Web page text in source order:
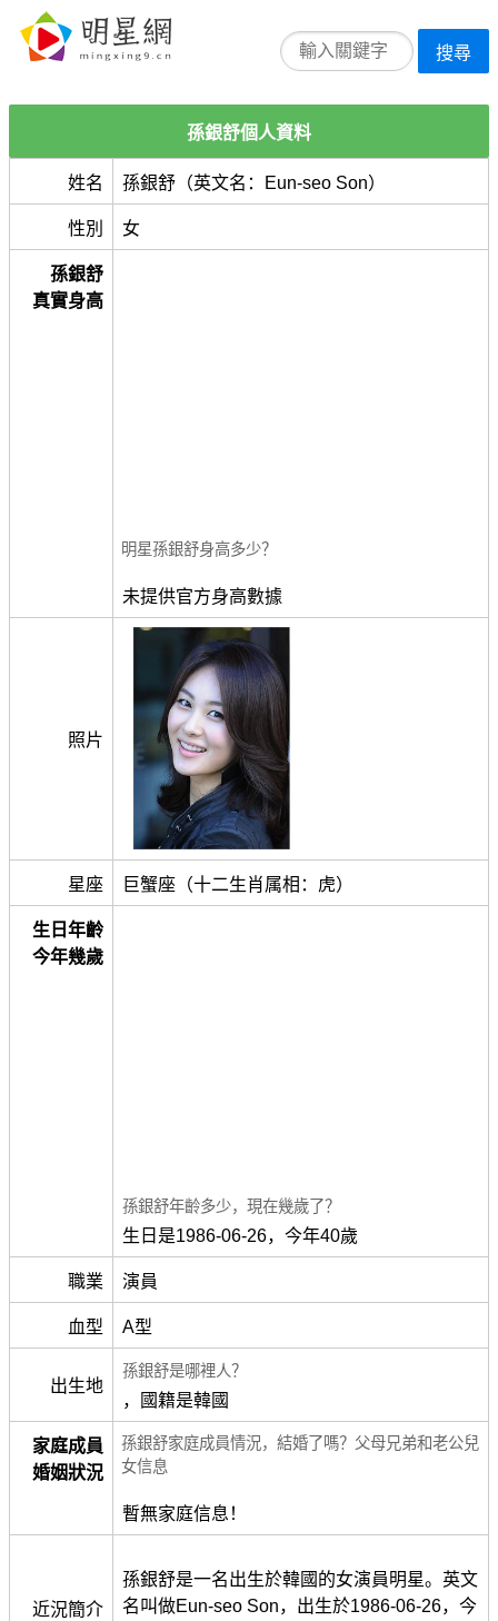
搜尋
孫銀舒個人資料
姓名 孫銀舒（英文名：Eun-seo Son）
性別 女
孫銀舒
真實身高
明星孫銀舒身高多少？
未提供官方身高數據
照片
星座 巨蟹座（十二生肖属相：虎）
生日年齡
今年幾歲
孫銀舒年齡多少，現在幾歲了？
生日是1986-06-26，今年40歲
職業 演員
血型 A型
出生地
孫銀舒是哪裡人？
，國籍是韓國
家庭成員
婚姻狀況
孫銀舒家庭成員情況，結婚了嗎？父母兄弟和老公兒
女信息
暫無家庭信息！
近況簡介
孫銀舒是一名出生於韓國的女演員明星。英文
名叫做Eun-seo Son，出生於1986-06-26，今